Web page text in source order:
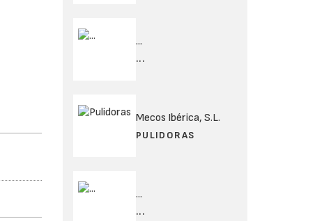
...
...
Mecos Ibérica, S.L.
PULIDORAS
...
...